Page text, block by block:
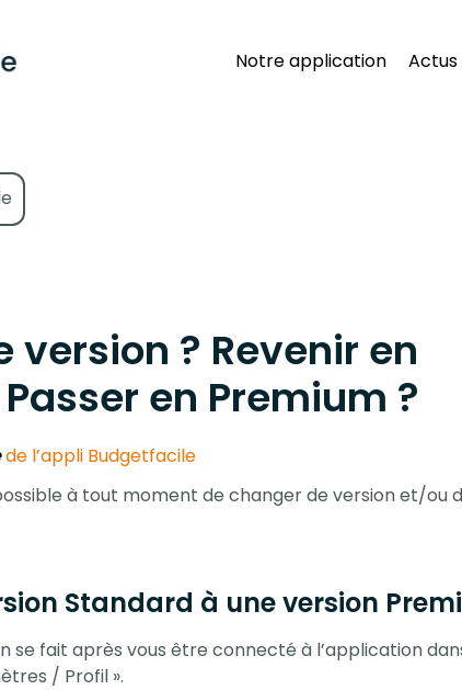
Notre application Actus
version ? Revenir en
en Premium ?
de l’appli Budgetfacile
à tout moment de changer de version et/ou
Standard à une version
se fait après vous être connecté à l’application
/ Profil ».